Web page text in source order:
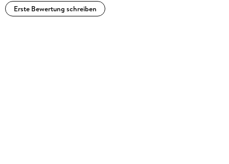
Erste Bewertung schreiben